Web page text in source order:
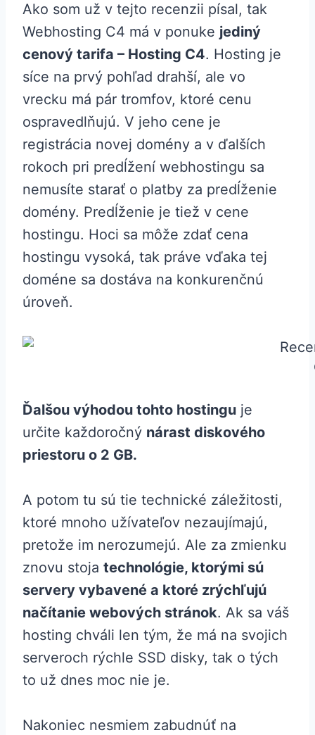
Ako som už v tejto recenzii písal, tak
Webhosting C4 má v ponuke jediný
cenový tarifa – Hosting C4. Hosting je
síce na prvý pohľad drahší, ale vo
vrecku má pár tromfov, ktoré cenu
ospravedlňujú. V jeho cene je
registrácia novej domény a v ďalších
rokoch pri predĺžení webhostingu sa
nemusíte starať o platby za predĺženie
domény. Predĺženie je tiež v cene
hostingu. Hoci sa môže zdať cena
hostingu vysoká, tak práve vďaka tej
doméne sa dostáva na konkurenčnú
úroveň.
Ďalšou výhodou tohto hostingu je
určite každoročný nárast diskového
priestoru o 2 GB.
A potom tu sú tie technické záležitosti,
ktoré mnoho užívateľov nezaujímajú,
pretože im nerozumejú. Ale za zmienku
znovu stoja technológie, ktorými sú
servery vybavené a ktoré zrýchľujú
načítanie webových stránok. Ak sa váš
hosting chváli len tým, že má na svojich
serveroch rýchle SSD disky, tak o tých
to už dnes moc nie je.
Nakoniec nesmiem zabudnúť na